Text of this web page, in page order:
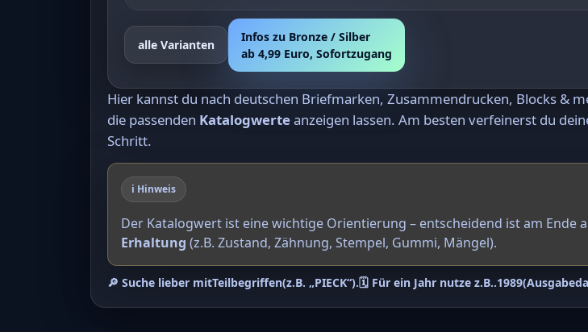
alle Varianten
Infos zu Bronze / Silber
ab 4,99 Euro, Sofortzugang
Hier kannst du nach deutschen Briefmarken, Zusammendrucken, Blocks &
die passenden Katalogwerteanzeigen lassen. Am besten verfeinerst du
Schritt.
ℹ️ Hinweis
Der Katalogwert ist eine wichtige Orientierung – entscheidend ist am Ende
Erhaltung (z.B. Zustand, Zähnung, Stempel, Gummi, Mängel).
🔎 Suche lieber mitTeilbegriffen(z.B. „PIECK“).🗓️ Für ein Jahr nutze z.B..1989